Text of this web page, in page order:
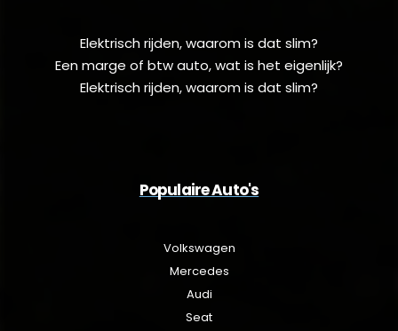
Elektrisch rijden, waarom is dat slim?
Een marge of btw auto, wat is het eigenlijk?
Elektrisch rijden, waarom is dat slim?
Populaire Auto's
Volkswagen
Mercedes
Audi
Seat